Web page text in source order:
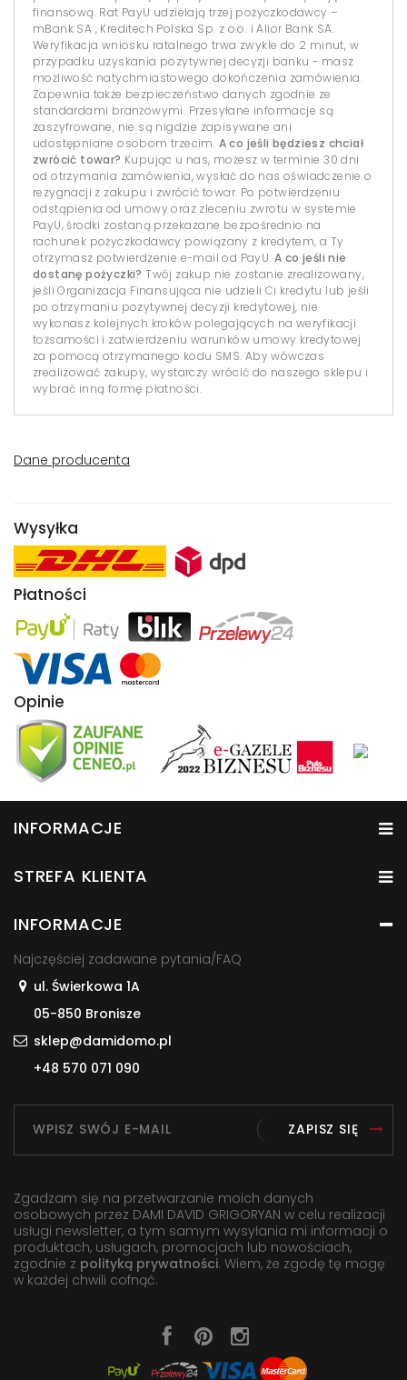
finansową. Rat PayU udzielają trzej pożyczkodawcy –
mBank SA , Kreditech Polska Sp. z o.o. i Alior Bank SA.
Weryfikacja wniosku ratalnego trwa zwykle do 2 minut, w
przypadku uzyskania pozytywnej decyzji banku - masz
możliwość natychmiastowego dokończenia zamówienia.
Zapewnia także bezpieczeństwo danych zgodnie ze
standardami branżowymi. Przesyłane informacje są
zaszyfrowane, nie są nigdzie zapisywane ani
udostępniane osobom trzecim. A co jeśli będziesz chciał
zwrócić towar? Kupując u nas, możesz w terminie 30 dni
od otrzymania zamówienia, wysłać do nas oświadczenie o
rezygnacji z zakupu i zwrócić towar. Po potwierdzeniu
odstąpienia od umowy oraz zleceniu zwrotu w systemie
PayU, środki zostaną przekazane bezpośrednio na
rachunek pożyczkodawcy powiązany z kredytem, a Ty
otrzymasz potwierdzenie e-mail od PayU. A co jeśli nie
dostanę pożyczki? Twój zakup nie zostanie zrealizowany,
jeśli Organizacja Finansująca nie udzieli Ci kredytu lub jeśli
po otrzymaniu pozytywnej decyzji kredytowej, nie
wykonasz kolejnych kroków polegających na weryfikacji
tożsamości i zatwierdzeniu warunków umowy kredytowej
za pomocą otrzymanego kodu SMS. Aby wówczas
zrealizować zakupy, wystarczy wrócić do naszego sklepu i
wybrać inną formę płatności.
Dane producenta
Wysyłka
Płatności
Opinie
INFORMACJE
STREFA KLIENTA
INFORMACJE
Najczęściej zadawane pytania/FAQ
ul. Świerkowa 1A
05-850 Bronisze
sklep@damidomo.pl
+48 570 071 090
ZAPISZ SIĘ
Zgadzam się na przetwarzanie moich danych
osobowych przez DAMI DAVID GRIGORYAN w celu realizacji
usługi newsletter, a tym samym wysyłania mi informacji o
produktach, usługach, promocjach lub nowościach,
zgodnie z polityką prywatności. Wiem, że zgodę tę mogę
w każdej chwili cofnąć.